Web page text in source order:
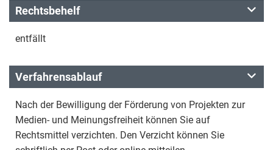
Rechtsbehelf
entfällt
Verfahrensablauf
Nach der Bewilligung der Förderung von Projekten zur
Medien- und Meinungsfreiheit können Sie auf
Rechtsmittel verzichten. Den Verzicht können Sie